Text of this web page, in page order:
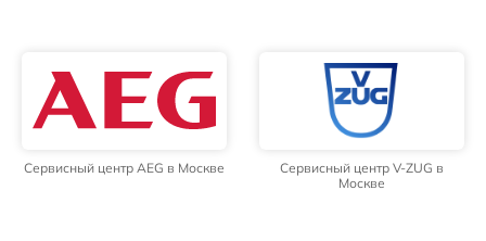
Сервисный центр AEG в Москве
Сервисный центр V-ZUG в
Москве